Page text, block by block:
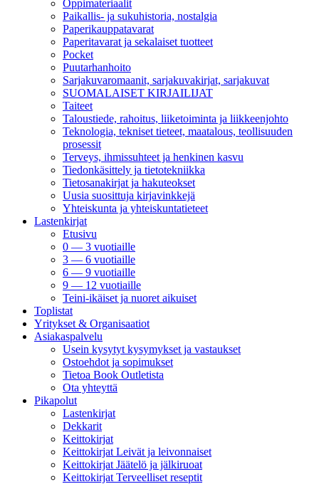
Oppimateriaalit
Paikallis- ja sukuhistoria, nostalgia
Paperikauppatavarat
Paperitavarat ja sekalaiset tuotteet
Pocket
Puutarhanhoito
Sarjakuvaromaanit, sarjakuvakirjat, sarjakuvat
SUOMALAISET KIRJAILIJAT
Taiteet
Taloustiede, rahoitus, liiketoiminta ja liikkeenjohto
Teknologia, tekniset tieteet, maatalous, teollisuuden
prosessit
Terveys, ihmissuhteet ja henkinen kasvu
Tiedonkäsittely ja tietotekniikka
Tietosanakirjat ja hakuteokset
Uusia suosittuja kirjavinkkejä
Yhteiskunta ja yhteiskuntatieteet
Lastenkirjat
Etusivu
0 — 3 vuotiaille
3 — 6 vuotiaille
6 — 9 vuotiaille
9 — 12 vuotiaille
Teini-ikäiset ja nuoret aikuiset
Toplistat
Yritykset & Organisaatiot
Asiakaspalvelu
Usein kysytyt kysymykset ja vastaukset
Ostoehdot ja sopimukset
Tietoa Book Outletista
Ota yhteyttä
Pikapolut
Lastenkirjat
Dekkarit
Keittokirjat
Keittokirjat Leivät ja leivonnaiset
Keittokirjat Jäätelö ja jälkiruoat
Keittokirjat Terveelliset reseptit